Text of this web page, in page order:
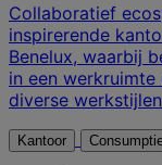
Collaboratief
inspirerende
Benelux, waarbij
in een
diverse
Kantoor